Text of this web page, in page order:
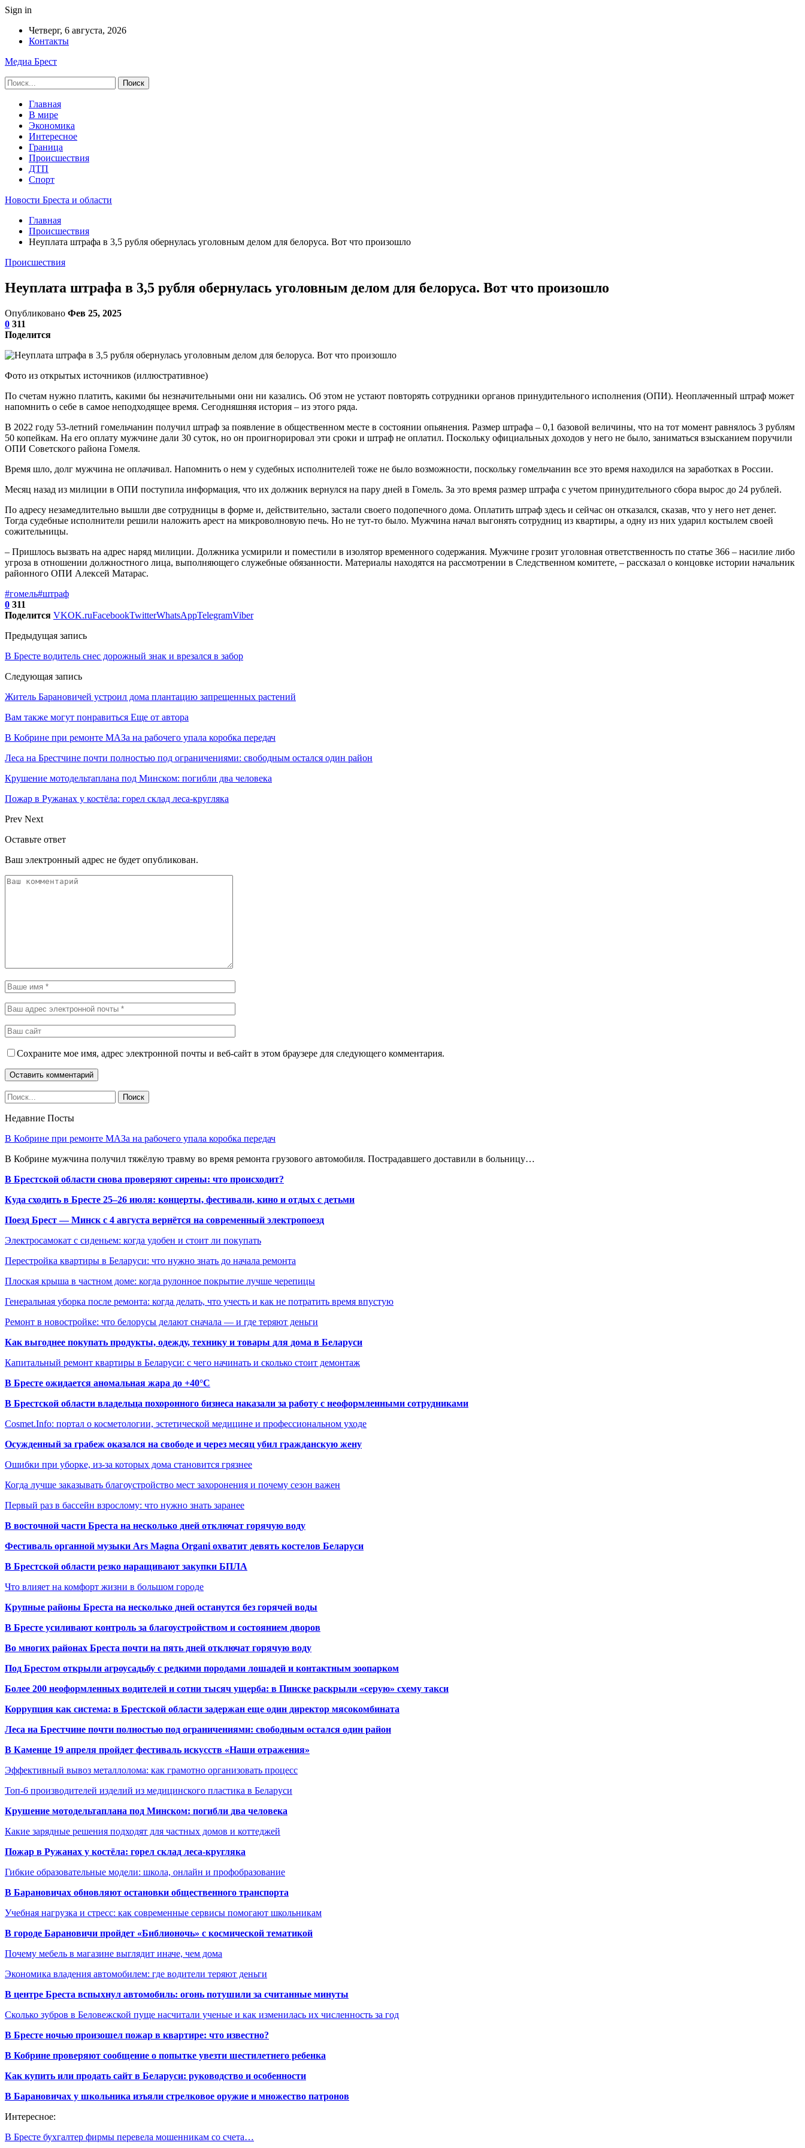
Sign in
Четверг, 6 августа, 2026
Контакты
Медиа Брест
Главная
В мире
Экономика
Интересное
Граница
Происшествия
ДТП
Спорт
Новости Бреста и области
Главная
Происшествия
Неуплата штрафа в 3,5 рубля обернулась уголовным делом для белоруса. Вот что произошло
Происшествия
Неуплата штрафа в 3,5 рубля обернулась уголовным делом для белоруса. Вот что произошло
Опубликовано Фев 25, 2025
0 311
Поделится
Фото из открытых источников (иллюстративное)
По счетам нужно платить, какими бы незначительными они ни казались. Об этом не устают повторять сотрудники органов принудительного исполнения (ОПИ). Неоплаченный штраф может
напомнить о себе в самое неподходящее время. Сегодняшняя история – из этого ряда.
В 2022 году 53-летний гомельчанин получил штраф за появление в общественном месте в состоянии опьянения. Размер штрафа – 0,1 базовой величины, что на тот момент равнялось 3 рублям
50 копейкам. На его оплату мужчине дали 30 суток, но он проигнорировал эти сроки и штраф не оплатил. Поскольку официальных доходов у него не было, заниматься взысканием поручили
ОПИ Советского района Гомеля.
Время шло, долг мужчина не оплачивал. Напомнить о нем у судебных исполнителей тоже не было возможности, поскольку гомельчанин все это время находился на заработках в России.
Месяц назад из милиции в ОПИ поступила информация, что их должник вернулся на пару дней в Гомель. За это время размер штрафа с учетом принудительного сбора вырос до 24 рублей.
По адресу незамедлительно вышли две сотрудницы в форме и, действительно, застали своего подопечного дома. Оплатить штраф здесь и сейчас он отказался, сказав, что у него нет денег.
Тогда судебные исполнители решили наложить арест на микроволновую печь. Но не тут-то было. Мужчина начал выгонять сотрудниц из квартиры, а одну из них ударил костылем своей
сожительницы.
– Пришлось вызвать на адрес наряд милиции. Должника усмирили и поместили в изолятор временного содержания. Мужчине грозит уголовная ответственность по статье 366 – насилие либо
угроза в отношении должностного лица, выполняющего служебные обязанности. Материалы находятся на рассмотрении в Следственном комитете, – рассказал о концовке истории начальник
районного ОПИ Алексей Матарас.
#гомель#штраф
0 311
Поделится VKOK.ruFacebookTwitterWhatsAppTelegramViber
Предыдущая запись
В Бресте водитель снес дорожный знак и врезался в забор
Следующая запись
Житель Барановичей устроил дома плантацию запрещенных растений
Вам также могут понравиться Еще от автора
В Кобрине при ремонте МАЗа на рабочего упала коробка передач
Леса на Брестчине почти полностью под ограничениями: свободным остался один район
Крушение мотодельтаплана под Минском: погибли два человека
Пожар в Ружанах у костёла: горел склад леса-кругляка
Prev Next
Оставьте ответ
Ваш электронный адрес не будет опубликован.
Сохраните мое имя, адрес электронной почты и веб-сайт в этом браузере для следующего комментария.
Недавние Посты
В Кобрине при ремонте МАЗа на рабочего упала коробка передач
В Кобрине мужчина получил тяжёлую травму во время ремонта грузового автомобиля. Пострадавшего доставили в больницу…
В Брестской области снова проверяют сирены: что происходит?
Куда сходить в Бресте 25–26 июля: концерты, фестивали, кино и отдых с детьми
Поезд Брест — Минск с 4 августа вернётся на современный электропоезд
Электросамокат с сиденьем: когда удобен и стоит ли покупать
Перестройка квартиры в Беларуси: что нужно знать до начала ремонта
Плоская крыша в частном доме: когда рулонное покрытие лучше черепицы
Генеральная уборка после ремонта: когда делать, что учесть и как не потратить время впустую
Ремонт в новостройке: что белорусы делают сначала — и где теряют деньги
Как выгоднее покупать продукты, одежду, технику и товары для дома в Беларуси
Капитальный ремонт квартиры в Беларуси: с чего начинать и сколько стоит демонтаж
В Бресте ожидается аномальная жара до +40°C
В Брестской области владельца похоронного бизнеса наказали за работу с неоформленными сотрудниками
Cosmet.Info: портал о косметологии, эстетической медицине и профессиональном уходе
Осужденный за грабеж оказался на свободе и через месяц убил гражданскую жену
Ошибки при уборке, из-за которых дома становится грязнее
Когда лучше заказывать благоустройство мест захоронения и почему сезон важен
Первый раз в бассейн взрослому: что нужно знать заранее
В восточной части Бреста на несколько дней отключат горячую воду
Фестиваль органной музыки Ars Magna Organi охватит девять костелов Беларуси
В Брестской области резко наращивают закупки БПЛА
Что влияет на комфорт жизни в большом городе
Крупные районы Бреста на несколько дней останутся без горячей воды
В Бресте усиливают контроль за благоустройством и состоянием дворов
Во многих районах Бреста почти на пять дней отключат горячую воду
Под Брестом открыли агроусадьбу с редкими породами лошадей и контактным зоопарком
Более 200 неоформленных водителей и сотни тысяч ущерба: в Пинске раскрыли «серую» схему такси
Коррупция как система: в Брестской области задержан еще один директор мясокомбината
Леса на Брестчине почти полностью под ограничениями: свободным остался один район
В Каменце 19 апреля пройдет фестиваль искусств «Наши отражения»
Эффективный вывоз металлолома: как грамотно организовать процесс
Топ-6 производителей изделий из медицинского пластика в Беларуси
Крушение мотодельтаплана под Минском: погибли два человека
Какие зарядные решения подходят для частных домов и коттеджей
Пожар в Ружанах у костёла: горел склад леса-кругляка
Гибкие образовательные модели: школа, онлайн и профобразование
В Барановичах обновляют остановки общественного транспорта
Учебная нагрузка и стресс: как современные сервисы помогают школьникам
В городе Барановичи пройдет «Библионочь» с космической тематикой
Почему мебель в магазине выглядит иначе, чем дома
Экономика владения автомобилем: где водители теряют деньги
В центре Бреста вспыхнул автомобиль: огонь потушили за считанные минуты
Сколько зубров в Беловежской пуще насчитали ученые и как изменилась их численность за год
В Бресте ночью произошел пожар в квартире: что известно?
В Кобрине проверяют сообщение о попытке увезти шестилетнего ребенка
Как купить или продать сайт в Беларуси: руководство и особенности
В Барановичах у школьника изъяли стрелковое оружие и множество патронов
Интересное:
В Бресте бухгалтер фирмы перевела мошенникам со счета…